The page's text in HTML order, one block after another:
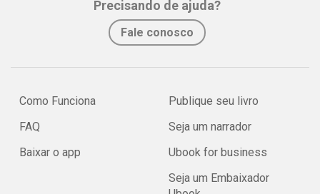
Precisando de ajuda?
Fale conosco
Como Funciona
FAQ
Baixar o app
Publique seu livro
Seja um narrador
Ubook for business
Seja um Embaixador